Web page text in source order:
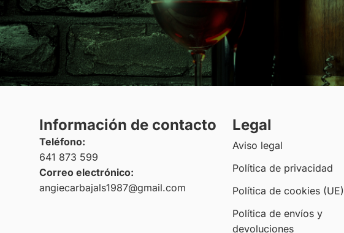
Información de contacto
Teléfono:
641 873 599
Correo electrónico:
angiecarbajals1987@gmail.com
Legal
Aviso legal
Política de privacidad
Política de cookies (UE)
Política de envíos y
devoluciones